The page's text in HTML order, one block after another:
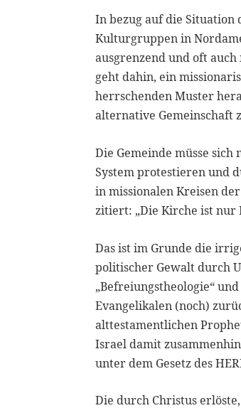
In bezug auf die Situation
Kulturgruppen in
ausgrenzend und oft
geht dahin, ein
herrschenden Muster
alternative Gemeinschaft
Die Gemeinde müsse
System protestieren und
in missionalen Kreisen
zitiert: „Die Kirche ist nur
Das ist im Grunde die
politischer Gewalt durch
„Befreiungstheologie“
Evangelikalen (noch)
alttestamentlichen
Israel damit
unter dem Gesetz des
Die durch Christus